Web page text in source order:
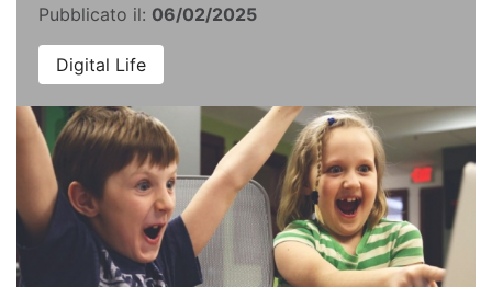
Pubblicato il: 06/02/2025
Digital Life